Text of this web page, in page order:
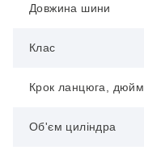
Довжина шини
Клас
Крок ланцюга, дюйм
Об'єм циліндра